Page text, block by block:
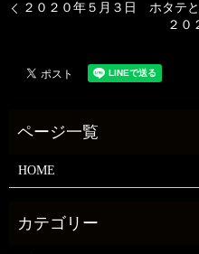
２０２０年５月３日 ホタテ
２０
HOME